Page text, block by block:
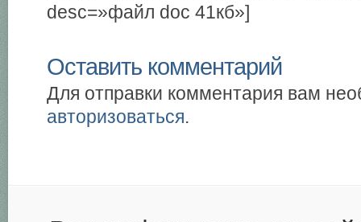
desc=»файл doc 41кб»]
Оставить комментарий
Для отправки комментария вам
авторизоваться.